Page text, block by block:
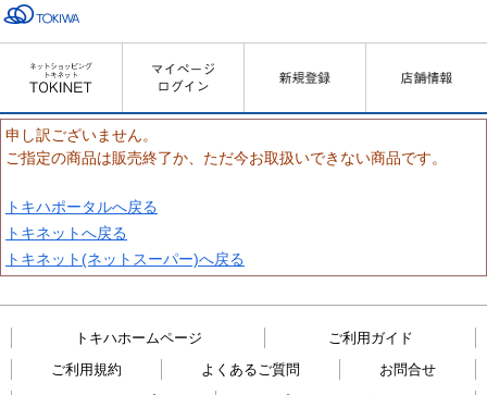
申し訳ございません。
ご指定の商品は販売終了か、ただ今お取扱いできない商品です。
トキハポータルへ戻る
トキネットへ戻る
トキネット(ネットスーパー)へ戻る
トキハホームページ
ご利用ガイド
ご利用規約
よくあるご質問
お問合せ